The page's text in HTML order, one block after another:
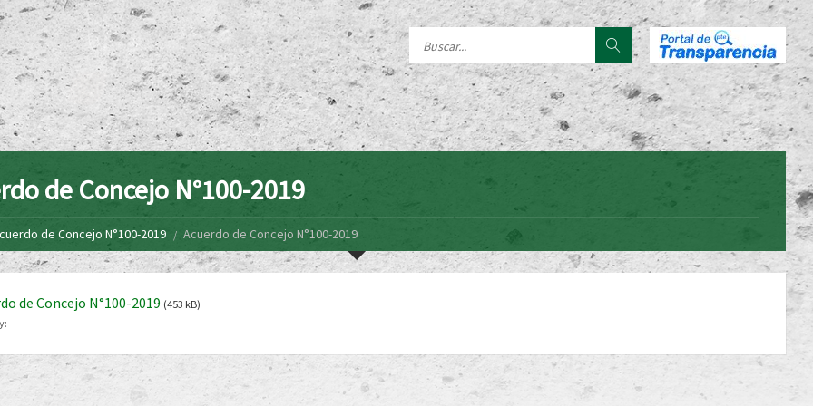
de Concejo N°100-2019
de Concejo N°100-2019 Acuerdo de Concejo N°100-2019
de Concejo N°100-2019 (453 kB)